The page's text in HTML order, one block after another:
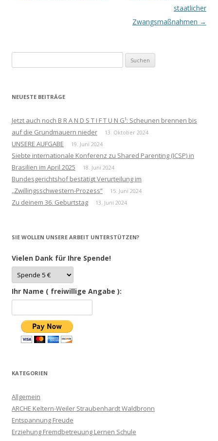
staatlicher
Zwangsmaßnahmen →
nach:
NEUESTE BEITRÄGE
Jetzt auch noch B R A N D S T I F T U N G¹: Scheunen brennen bis
auf die Grundmauern nieder
13. Oktober 2024
UNSERE AUFGABE 19. Juni 2024
Siebte internationale Konferenz zu Shared Parenting (ICSP) in
Brasilien im April 2025
18. Juni 2024
Bundesgerichtshof bestätigt Verurteilung im
„Zwillingsschwestern-Prozess“
15. Juni 2024
Zu deinem 36. Geburtstag 13. Juni 2024
SIE WOLLEN UNSERE ARBEIT UNTERSTÜTZEN?
Vielen Dank für Ihre Spende!
Ihr Name ( freiwillige Angabe ):
KATEGORIEN
Allgemein
ARCHE Keltern-Weiler Straubenhardt Waldbronn
Entspannung Freude
Erziehung Fremdbetreuung Lernen Schule